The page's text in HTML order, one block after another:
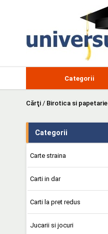
Categorii
Cărţi / Birotica si papetarie
Categorii
Carte straina
Carti in dar
Carti la pret redus
Jucarii si jocuri